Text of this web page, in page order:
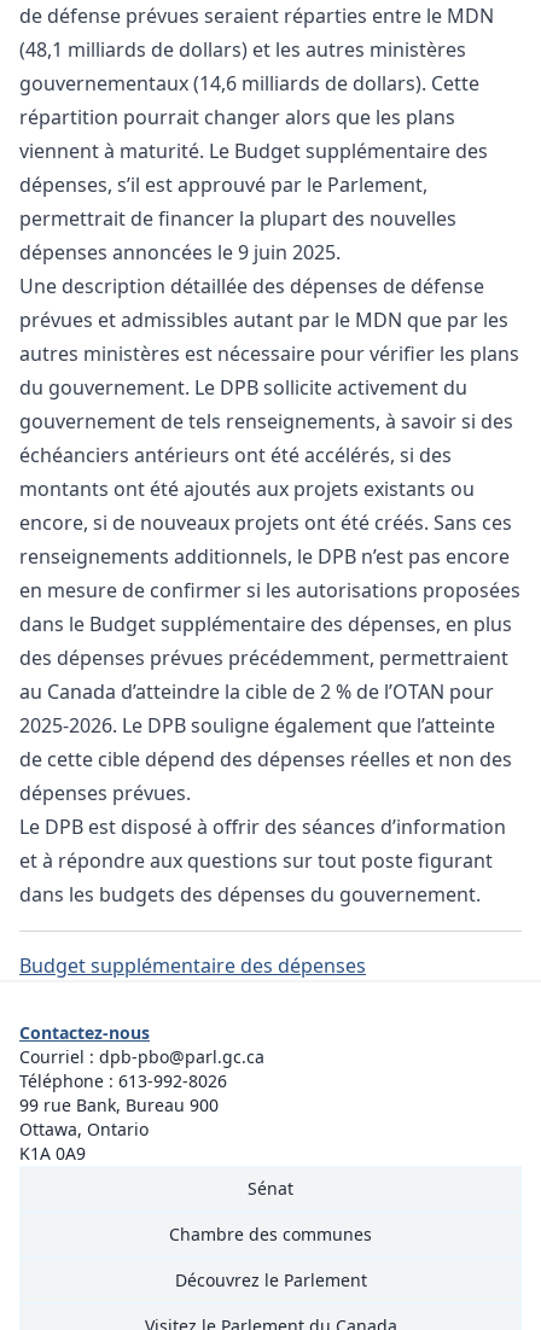
de défense prévues seraient réparties entre le MDN
(48,1 milliards de dollars) et les autres ministères
gouvernementaux (14,6 milliards de dollars). Cette
répartition pourrait changer alors que les plans
viennent à maturité. Le Budget supplémentaire des
dépenses, s’il est approuvé par le Parlement,
permettrait de financer la plupart des nouvelles
dépenses annoncées le 9 juin 2025.
Une description détaillée des dépenses de défense
prévues et admissibles autant par le MDN que par les
autres ministères est nécessaire pour vérifier les plans
du gouvernement. Le DPB sollicite activement du
gouvernement de tels renseignements, à savoir si des
échéanciers antérieurs ont été accélérés, si des
montants ont été ajoutés aux projets existants ou
encore, si de nouveaux projets ont été créés. Sans ces
renseignements additionnels, le DPB n’est pas encore
en mesure de confirmer si les autorisations proposées
dans le Budget supplémentaire des dépenses, en plus
des dépenses prévues précédemment, permettraient
au Canada d’atteindre la cible de 2 % de l’OTAN pour
2025-2026. Le DPB souligne également que l’atteinte
de cette cible dépend des dépenses réelles et non des
dépenses prévues.
Le DPB est disposé à offrir des séances d’information
et à répondre aux questions sur tout poste figurant
dans les budgets des dépenses du gouvernement.
Budget supplémentaire des dépenses
Sénat
Chambre des communes
Découvrez le Parlement
Visitez le Parlement du Canada
Contactez-nous
Courriel : dpb-pbo@parl.gc.ca
Téléphone : 613-992-8026
99 rue Bank, Bureau 900
Ottawa, Ontario
K1A 0A9